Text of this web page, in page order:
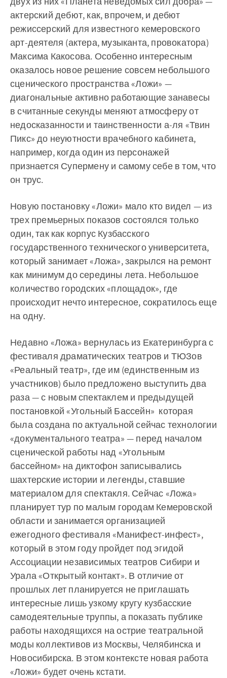
актерский дебют, как, впрочем, и дебют
режиссерский для известного кемеровского
арт-деятеля (актера, музыканта, провокатора)
Максима Какосова. Особенно интересным
оказалось новое решение совсем небольшого
сценического пространства «Ложи» —
диагональные активно работающие занавесы
в считанные секунды меняют атмосферу от
недосказанности и таинственности а-ля «Твин
Пикс» до неуютности врачебного кабинета,
например, когда один из персонажей
признается Супермену и самому себе в том, что
он трус.
Новую постановку «Ложи» мало кто видел — из
трех премьерных показов состоялся только
один, так как корпус Кузбасского
государственного технического университета,
который занимает «Ложа», закрылся на ремонт
как минимум до середины лета. Небольшое
количество городских «площадок», где
происходит нечто интересное, сократилось еще
на одну.
Недавно «Ложа» вернулась из Екатеринбурга с
фестиваля драматических театров и ТЮЗов
«Реальный театр», где им (единственным из
участников) было предложено выступить два
раза — с новым спектаклем и предыдущей
постановкой «Угольный Бассейн» которая
была создана по актуальной сейчас технологии
«документального театра» — перед началом
сценической работы над «Угольным
бассейном» на диктофон записывались
шахтерские истории и легенды, ставшие
материалом для спектакля. Сейчас «Ложа»
планирует тур по малым городам Кемеровской
области и занимается организацией
ежегодного фестиваля «Манифест-инфест»,
который в этом году пройдет под эгидой
Ассоциации независимых театров Сибири и
Урала «Открытый контакт». В отличие от
прошлых лет планируется не приглашать
интересные лишь узкому кругу кузбасские
самодеятельные труппы, а показать публике
работы находящихся на острие театральной
моды коллективов из Москвы, Челябинска и
Новосибирска. В этом контексте новая работа
«Ложи» будет очень кстати.